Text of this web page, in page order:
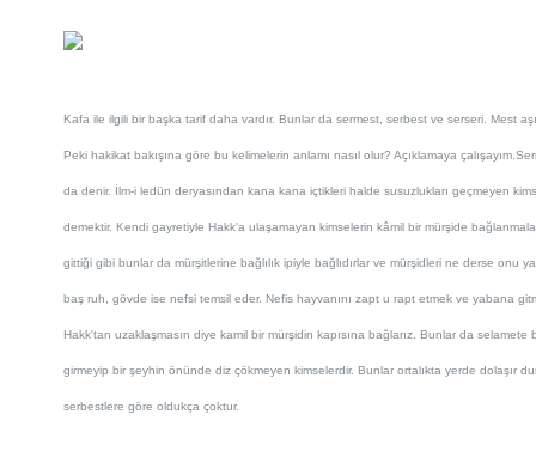
Kafa ile ilgili bir başka tarif daha vardır. Bunlar da sermest, serbest ve serseri. Mest
Peki hakikat bakışına göre bu kelimelerin anlamı nasıl olur? Açıklamaya çalışayım.
da denir. İlm-i ledün deryasından kana kana içtikleri halde susuzlukları geçmeyen
demektir. Kendi gayretiyle Hakk'a ulaşamayan kimselerin kâmil bir mürşide
gittiği gibi bunlar da mürşitlerine bağlılık ipiyle bağlıdırlar ve mürşidleri ne derse onu
baş ruh, gövde ise nefsi temsil eder. Nefis hayvanını zapt u rapt etmek ve yabana
Hakk'tan uzaklaşmasın diye kamil bir mürşidin kapısına bağlarız. Bunlar da
girmeyip bir şeyhin önünde diz çökmeyen kimselerdir. Bunlar ortalıkta yerde dolaşır
serbestlere göre oldukça çoktur.